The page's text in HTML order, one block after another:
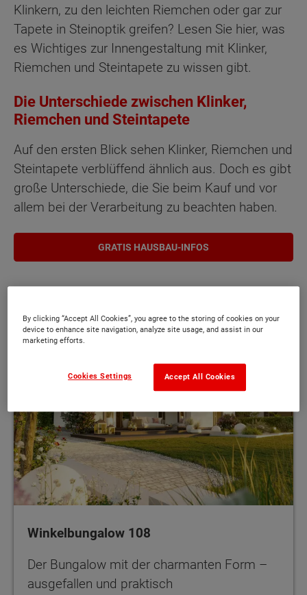
Klinkern, zu den leichten Riemchen oder gar zur
Tapete in Steinoptik greifen? Lesen Sie hier, was
es Wichtiges zur Innengestaltung mit Klinker,
Riemchen und Steintapete zu wissen gibt.
Die Unterschiede zwischen Klinker,
Riemchen und Steintapete
Auf den ersten Blick sehen Klinker, Riemchen und
Steintapete verblüffend ähnlich aus. Doch es gibt
große Unterschiede, die Sie beim Kauf und vor
allem bei der Verarbeitung zu beachten haben.
GRATIS HAUSBAU-INFOS
Winkelbungalow 108
Der Bungalow mit der charmanten Form –
ausgefallen und praktisch
By clicking “Accept All Cookies”, you agree to the storing of cookies on your
device to enhance site navigation, analyze site usage, and assist in our
marketing efforts.
Accept All Cookies
Cookies Settings